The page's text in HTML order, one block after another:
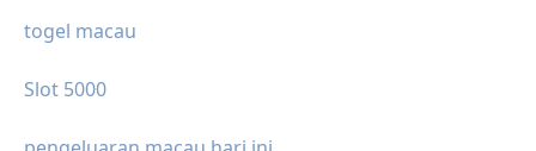
togel macau
Slot 5000